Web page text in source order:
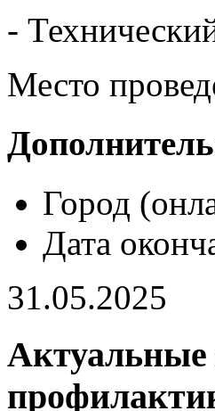
-
Место
Город
Дата
31.05.2025
Актуальные